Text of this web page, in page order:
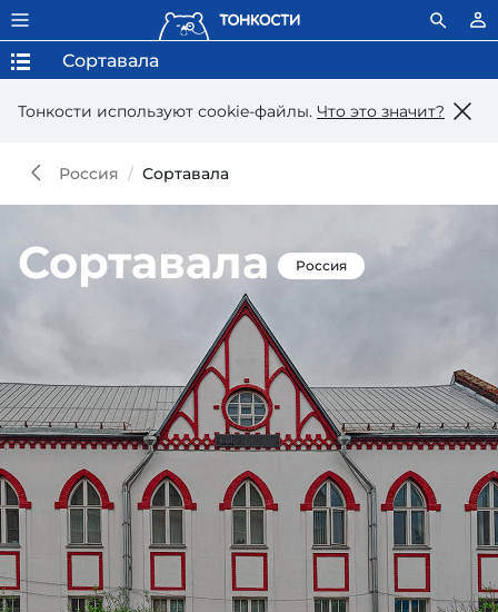
Тонкости используют сookie-файлы. Что это значит?
Сортавала
Россия Сортавала
Сортавала Россия